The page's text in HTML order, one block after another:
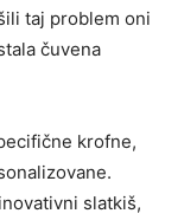
taj problem oni
čuvena
krofne,
slatkiš,